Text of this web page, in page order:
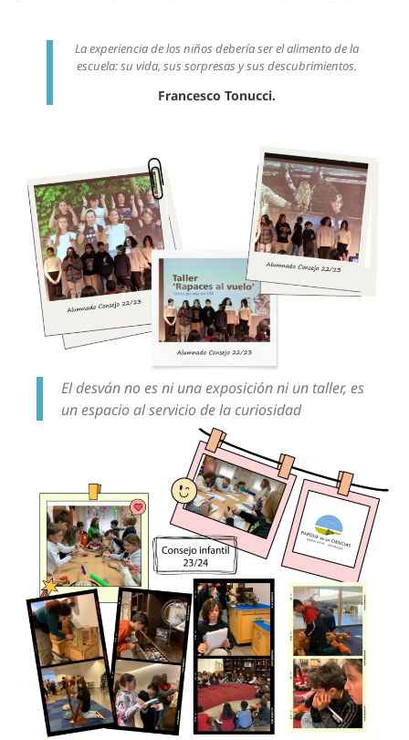
La experiencia de los niños debería ser el alimento de la
escuela: su vida, sus sorpresas y sus descubrimientos.
Francesco Tonucci.
El desván no es ni una exposición ni un taller, es
un espacio al servicio de la curiosidad